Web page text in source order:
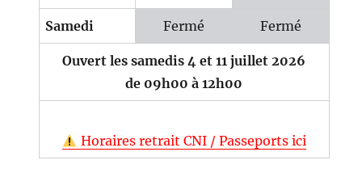
Samedi Fermé Fermé
Ouvert les samedis 4 et 11 juillet 2026
de 09h00 à 12h00
Horaires retrait CNI / Passeports ici